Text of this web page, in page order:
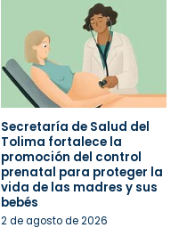
Secretaría de Salud del
Tolima fortalece la
promoción del control
prenatal para proteger la
vida de las madres y sus
bebés
2 de agosto de 2026